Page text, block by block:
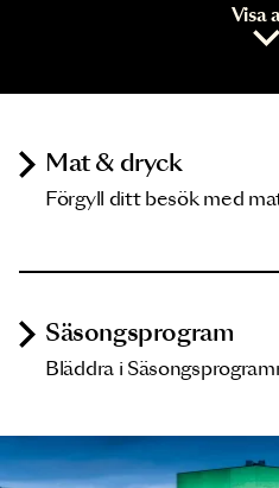
Visa
Mat & dryck
Förgyll ditt besök med
Säsongsprogram
Bläddra i